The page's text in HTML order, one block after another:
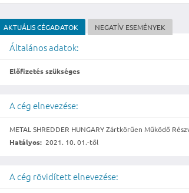
AKTUÁLIS CÉGADATOK NEGATÍV ESEMÉNYEK
Általános adatok:
Előfizetés szükséges
A cég elnevezése:
METAL SHREDDER HUNGARY Zártkörűen Működő
Hatályos: 2021. 10. 01.-től
A cég rövidített elnevezése: